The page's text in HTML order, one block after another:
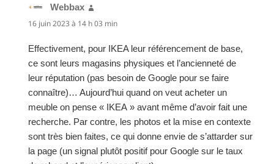
Webbax
16 juin 2023 à 14 h 03 min
Effectivement, pour IKEA leur référencement de base,
ce sont leurs magasins physiques et l’ancienneté de
leur réputation (pas besoin de Google pour se faire
connaître)… Aujourd’hui quand on veut acheter un
meuble on pense « IKEA » avant même d’avoir fait une
recherche. Par contre, les photos et la mise en contexte
sont très bien faites, ce qui donne envie de s’attarder sur
la page (un signal plutôt positif pour Google sur le taux